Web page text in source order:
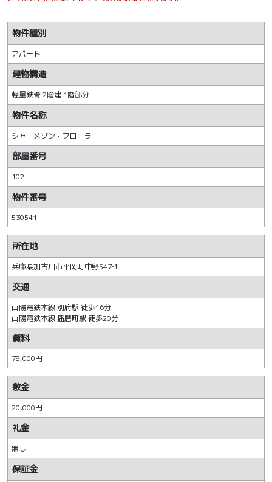
物件種別
アパート
建物構造
軽量鉄骨 2階建 1階部分
物件名称
シャーメゾン・フローラ
部屋番号
102
物件番号
530541
所在地
兵庫県加古川市平岡町中野547‐1
交通
山陽電鉄本線 別府駅 徒歩16分
山陽電鉄本線 播磨町駅 徒歩20分
賃料
78,000円
敷金
20,000円
礼金
無し
保証金